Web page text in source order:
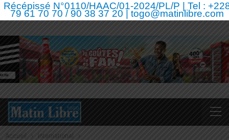
Récépissé N°0110/HAAC/01-2024/PL/P | Tel :
79 61 70 70 / 90 38 37 20 | togo@matinlibre.com
Accueil International